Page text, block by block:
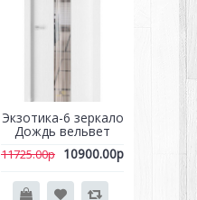
Экзотика-6 зеркало
Дождь вельвет
11725.00р 10900.00р